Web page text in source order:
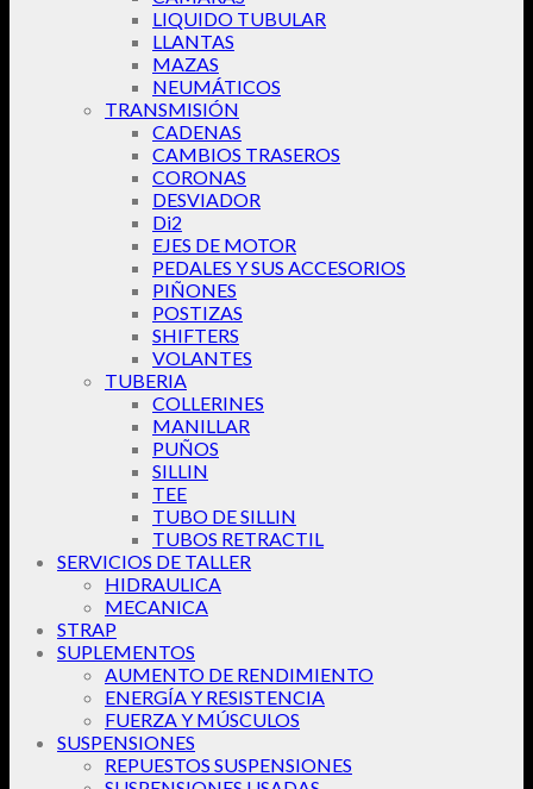
LIQUIDO TUBULAR
LLANTAS
MAZAS
NEUMÁTICOS
TRANSMISIÓN
CADENAS
CAMBIOS TRASEROS
CORONAS
DESVIADOR
Di2
EJES DE MOTOR
PEDALES Y SUS ACCESORIOS
PIÑONES
POSTIZAS
SHIFTERS
VOLANTES
TUBERIA
COLLERINES
MANILLAR
PUÑOS
SILLIN
TEE
TUBO DE SILLIN
TUBOS RETRACTIL
SERVICIOS DE TALLER
HIDRAULICA
MECANICA
STRAP
SUPLEMENTOS
AUMENTO DE RENDIMIENTO
ENERGÍA Y RESISTENCIA
FUERZA Y MÚSCULOS
SUSPENSIONES
REPUESTOS SUSPENSIONES